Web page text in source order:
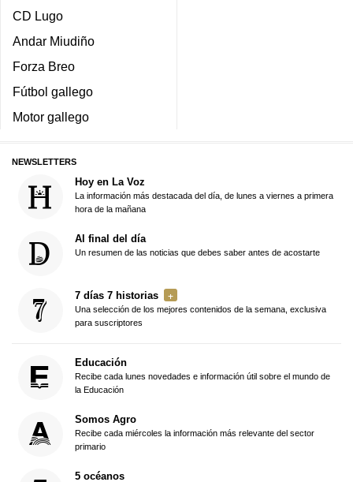
CD Lugo
Andar Miudiño
Forza Breo
Fútbol gallego
Motor gallego
NEWSLETTERS
Hoy en La Voz
La información más destacada del día, de lunes a viernes a primera
hora de la mañana
Al final del día
Un resumen de las noticias que debes saber antes de acostarte
7 días 7 historias
Una selección de los mejores contenidos de la semana, exclusiva
para suscriptores
Educación
Recibe cada lunes novedades e información útil sobre el mundo de
la Educación
Somos Agro
Recibe cada miércoles la información más relevante del sector
primario
5 océanos